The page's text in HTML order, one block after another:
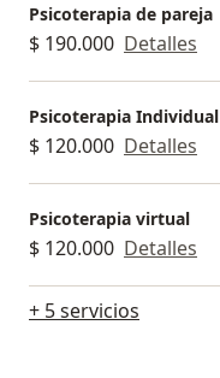
Psicoterapia de pareja
$ 190.000 Detalles
Psicoterapia Individual
$ 120.000 Detalles
Psicoterapia virtual
$ 120.000 Detalles
+ 5 servicios